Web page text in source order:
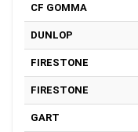
CF GOMMA
DUNLOP
FIRESTONE
FIRESTONE
GART